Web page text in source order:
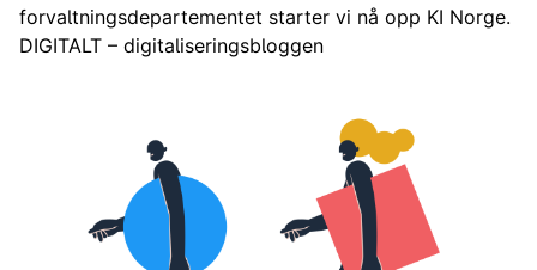
forvaltningsdepartementet starter vi nå opp KI Norge.
DIGITALT – digitaliseringsbloggen